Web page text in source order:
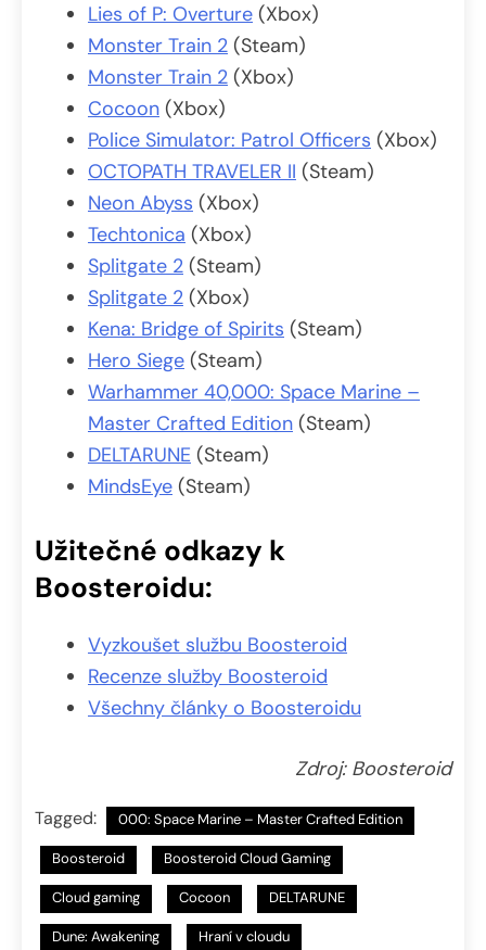
Lies of P: Overture (Xbox)
Monster Train 2 (Steam)
Monster Train 2 (Xbox)
Cocoon (Xbox)
Police Simulator: Patrol Officers (Xbox)
OCTOPATH TRAVELER II (Steam)
Neon Abyss (Xbox)
Techtonica (Xbox)
Splitgate 2 (Steam)
Splitgate 2 (Xbox)
Kena: Bridge of Spirits (Steam)
Hero Siege (Steam)
Warhammer 40,000: Space Marine –
Master Crafted Edition (Steam)
DELTARUNE (Steam)
MindsEye (Steam)
Užitečné odkazy k
Boosteroidu:
Vyzkoušet službu Boosteroid
Recenze služby Boosteroid
Všechny články o Boosteroidu
Zdroj: Boosteroid
Tagged: 000: Space Marine – Master Crafted Edition
Boosteroid Boosteroid Cloud Gaming
Cloud gaming Cocoon DELTARUNE
Dune: Awakening Hraní v cloudu